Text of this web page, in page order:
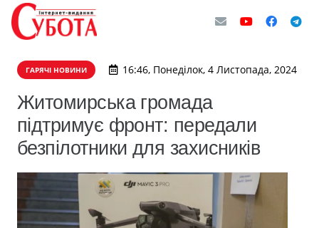
ГАРЯЧІ НОВИНИ 16:46, Понеділок, 4 Листопада, 2024
Житомирська громада
підтримує фронт: передали
безпілотники для захисників